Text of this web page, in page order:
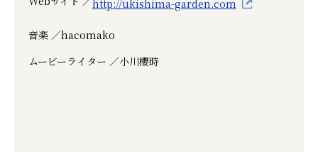
http://ukishima-garden.com
音楽 ／hacomako
ムービーライター ／小川櫻時